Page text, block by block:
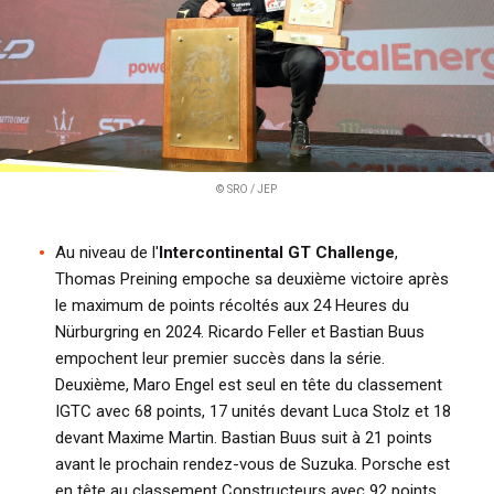
© SRO / JEP
Au niveau de l'Intercontinental GT Challenge,
Thomas Preining empoche sa deuxième victoire après
le maximum de points récoltés aux 24 Heures du
Nürburgring en 2024. Ricardo Feller et Bastian Buus
empochent leur premier succès dans la série.
Deuxième, Maro Engel est seul en tête du classement
IGTC avec 68 points, 17 unités devant Luca Stolz et 18
devant Maxime Martin. Bastian Buus suit à 21 points
avant le prochain rendez-vous de Suzuka. Porsche est